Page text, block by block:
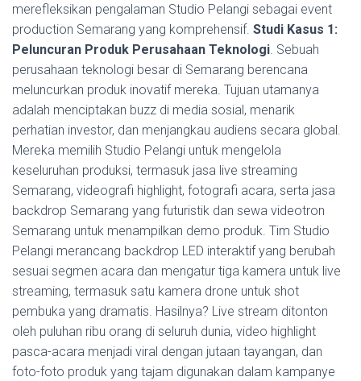
merefleksikan pengalaman Studio Pelangi sebagai event
production Semarang yang komprehensif. Studi Kasus 1:
Peluncuran Produk Perusahaan Teknologi. Sebuah
perusahaan teknologi besar di Semarang berencana
meluncurkan produk inovatif mereka. Tujuan utamanya
adalah menciptakan buzz di media sosial, menarik
perhatian investor, dan menjangkau audiens secara global.
Mereka memilih Studio Pelangi untuk mengelola
keseluruhan produksi, termasuk jasa live streaming
Semarang, videografi highlight, fotografi acara, serta jasa
backdrop Semarang yang futuristik dan sewa videotron
Semarang untuk menampilkan demo produk. Tim Studio
Pelangi merancang backdrop LED interaktif yang berubah
sesuai segmen acara dan mengatur tiga kamera untuk live
streaming, termasuk satu kamera drone untuk shot
pembuka yang dramatis. Hasilnya? Live stream ditonton
oleh puluhan ribu orang di seluruh dunia, video highlight
pasca-acara menjadi viral dengan jutaan tayangan, dan
foto-foto produk yang tajam digunakan dalam kampanye